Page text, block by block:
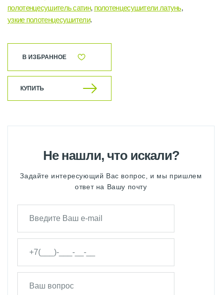
полотенцесушитель сатин, полотенцесушители латунь,
узкие полотенцесушители.
В ИЗБРАННОЕ
КУПИТЬ
Не нашли, что искали?
Задайте интересующий Вас вопрос, и мы пришлем
ответ на Вашу почту